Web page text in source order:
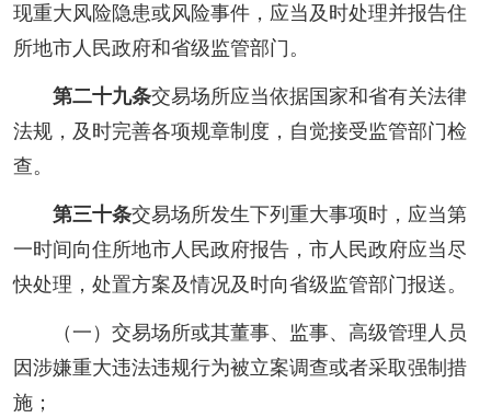
现重大风险隐患或风险事件，应当及时处理并报告住
所地市人民政府和省级监管部门。
第二十九条交易场所应当依据国家和省有关法律
法规，及时完善各项规章制度，自觉接受监管部门检
查。
第三十条交易场所发生下列重大事项时，应当第
一时间向住所地市人民政府报告，市人民政府应当尽
快处理，处置方案及情况及时向省级监管部门报送。
（一）交易场所或其董事、监事、高级管理人员
因涉嫌重大违法违规行为被立案调查或者采取强制措
施；